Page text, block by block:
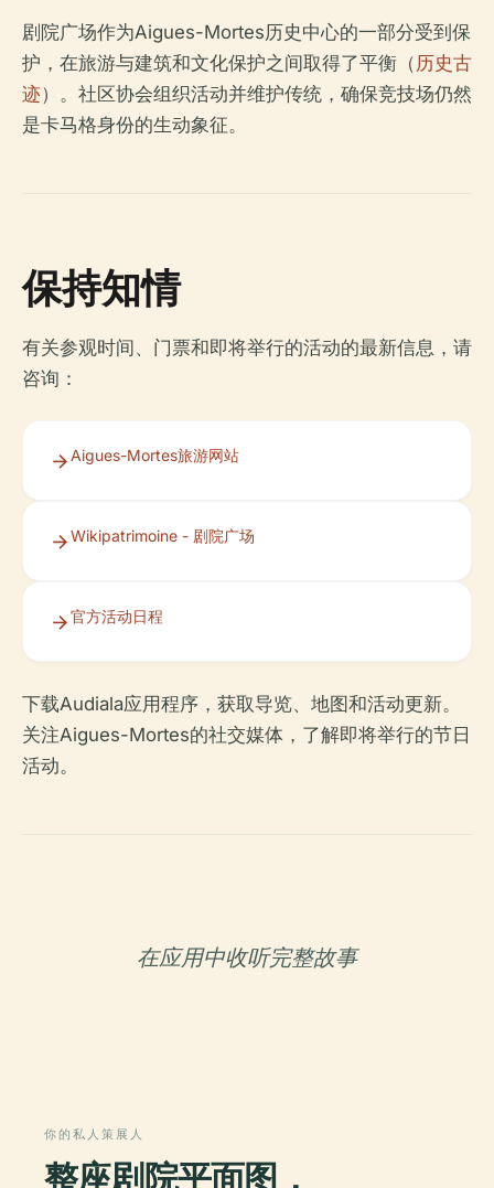
剧院广场作为Aigues-Mortes历史中心的一部分受到保
护，在旅游与建筑和文化保护之间取得了平衡（ 历史古
迹）。社区协会组织活动并维护传统，确保竞技场仍然
是卡马格身份的生动象征。
保持知情
有关参观时间、门票和即将举行的活动的最新信息，请
咨询：
Aigues-Mortes旅游网站
Wikipatrimoine - 剧院广场
官方活动日程
下载Audiala应用程序，获取导览、地图和活动更新。
关注Aigues-Mortes的社交媒体，了解即将举行的节日
活动。
在应用中收听完整故事
你的私人策展人
整座剧院平面图，